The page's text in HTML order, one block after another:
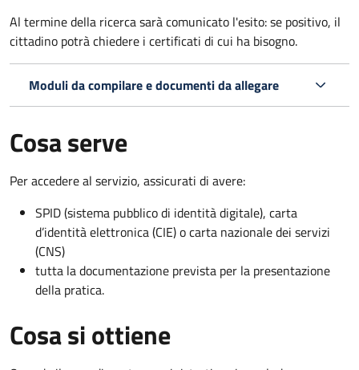
Al termine della ricerca sarà comunicato l'esito: se positivo, il
cittadino potrà chiedere i certificati di cui ha bisogno.
Moduli da compilare e documenti da allegare
Cosa serve
Per accedere al servizio, assicurati di avere:
SPID (sistema pubblico di identità digitale), carta
d’identità elettronica (CIE) o carta nazionale dei servizi
(CNS)
tutta la documentazione prevista per la presentazione
della pratica.
Cosa si ottiene